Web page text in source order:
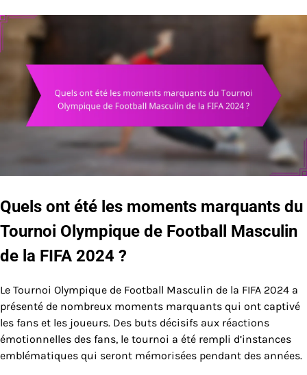
Quels ont été les moments marquants du
Tournoi Olympique de Football Masculin
de la FIFA 2024 ?
Le Tournoi Olympique de Football Masculin de la FIFA 2024 a
présenté de nombreux moments marquants qui ont captivé
les fans et les joueurs. Des buts décisifs aux réactions
émotionnelles des fans, le tournoi a été rempli d’instances
emblématiques qui seront mémorisées pendant des années.